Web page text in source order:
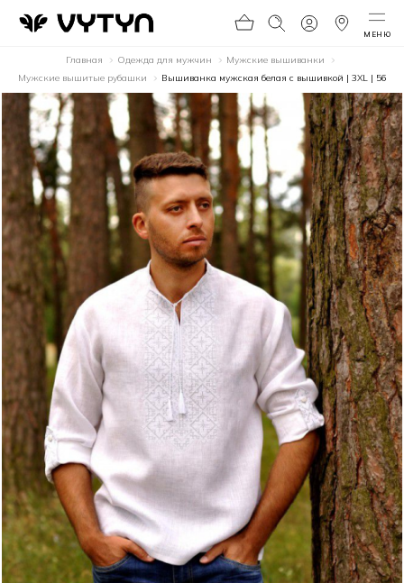
МЕНЮ
Главная Одежда для мужчин
Мужские вышиванки
Мужские вышитые рубашки
Вышиванка мужская белая с вышивкой | 3XL | 56